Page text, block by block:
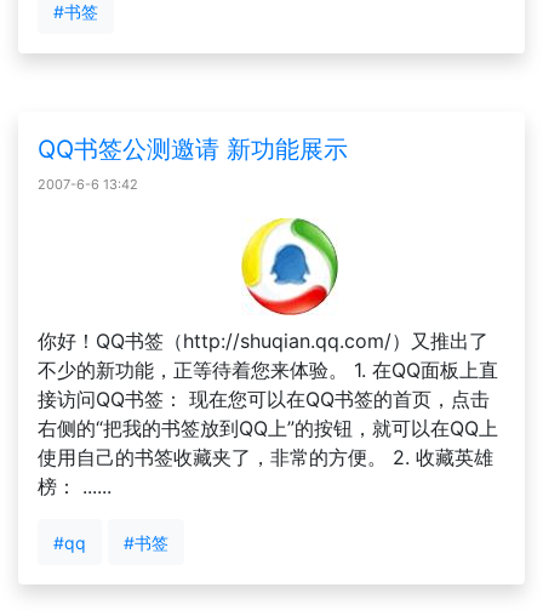
#书签
QQ书签公测邀请 新功能展示
2007-6-6 13:42
你好！QQ书签（http://shuqian.qq.com/）又推出了
不少的新功能，正等待着您来体验。 1. 在QQ面板上直
接访问QQ书签： 现在您可以在QQ书签的首页，点击
右侧的“把我的书签放到QQ上”的按钮，就可以在QQ上
使用自己的书签收藏夹了，非常的方便。 2. 收藏英雄
榜： ......
#qq #书签